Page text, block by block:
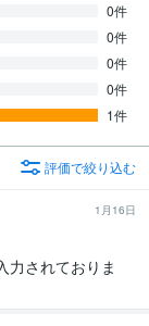
0件
0件
0件
0件
1件
評価で絞り込む
1月16日
力されておりま